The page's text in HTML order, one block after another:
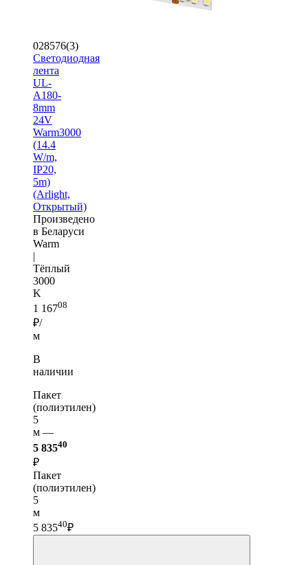
028576(3)
Светодиодная
лента
UL-
A180-
8mm
24V
Warm3000
(14.4
W/m,
IP20,
5m)
(Arlight,
Открытый)
Произведено
в Беларуси
Warm
|
Тёплый
3000
K
1 16708
₽/
м
В
наличии
Пакет
(полиэтилен)
5
м —
5 83540
₽
Пакет
(полиэтилен)
5
м
5 83540₽